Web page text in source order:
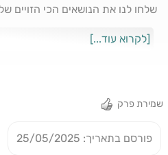
שלחו לנו את הנושאים הכי הזויים
דיקינגס! עיקבו אחרינו בטיקטוק,
[לקרוא עוד...]
שמירת פרק
פורסם בתאריך: 25/05/2025